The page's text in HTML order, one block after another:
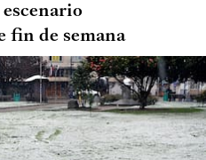
fin de semana